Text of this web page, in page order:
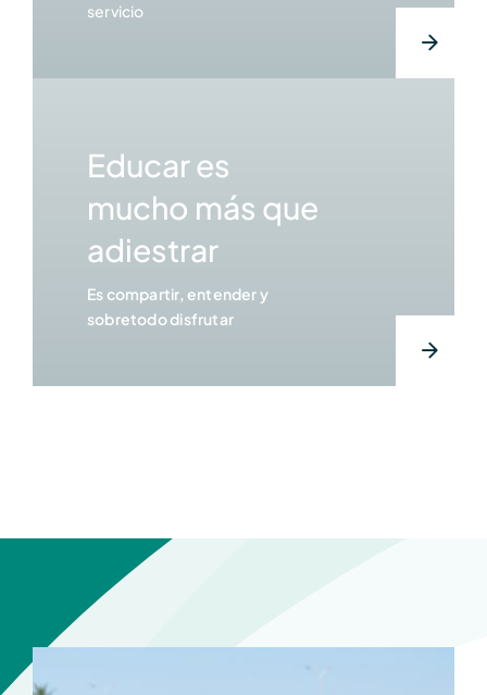
servicio
Educar es
mucho más que
adiestrar
Es compartir, entender y
sobretodo disfrutar